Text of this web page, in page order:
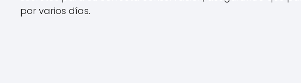
por varios días.